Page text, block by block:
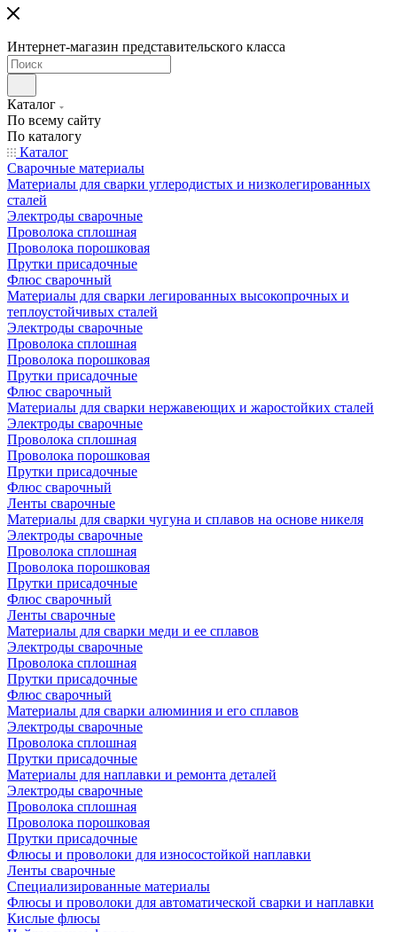
Интернет-магазин представительского класса
Каталог
По всему сайту
По каталогу
Каталог
Сварочные материалы
Материалы для сварки углеродистых и низколегированных
сталей
Электроды сварочные
Проволока сплошная
Проволока порошковая
Прутки присадочные
Флюс сварочный
Материалы для сварки легированных высокопрочных и
теплоустойчивых сталей
Электроды сварочные
Проволока сплошная
Проволока порошковая
Прутки присадочные
Флюс сварочный
Материалы для сварки нержавеющих и жаростойких сталей
Электроды сварочные
Проволока сплошная
Проволока порошковая
Прутки присадочные
Флюс сварочный
Ленты сварочные
Материалы для сварки чугуна и сплавов на основе никеля
Электроды сварочные
Проволока сплошная
Проволока порошковая
Прутки присадочные
Флюс сварочный
Ленты сварочные
Материалы для сварки меди и ее сплавов
Электроды сварочные
Проволока сплошная
Прутки присадочные
Флюс сварочный
Материалы для сварки алюминия и его сплавов
Электроды сварочные
Проволока сплошная
Прутки присадочные
Материалы для наплавки и ремонта деталей
Электроды сварочные
Проволока сплошная
Проволока порошковая
Прутки присадочные
Флюсы и проволоки для износостойкой наплавки
Ленты сварочные
Специализированные материалы
Флюсы и проволоки для автоматической сварки и наплавки
Кислые флюсы